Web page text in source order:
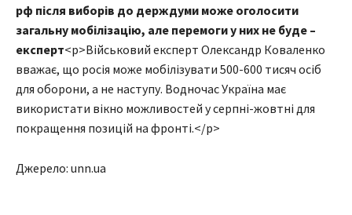
рф після виборів до держдуми може оголосити
загальну мобілізацію, але перемоги у них не буде –
експерт<p>Військовий експерт Олександр Коваленко
вважає, що росія може мобілізувати 500-600 тисяч осіб
для оборони, а не наступу. Водночас Україна має
використати вікно можливостей у серпні-жовтні для
покращення позицій на фронті.</p>
Джерело: unn.ua